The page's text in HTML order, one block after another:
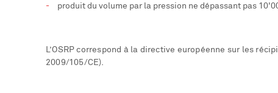
produit du volume par la pression ne dépassant pas
L’OSRP correspond à la directive européenne sur les
2009/105/CE).